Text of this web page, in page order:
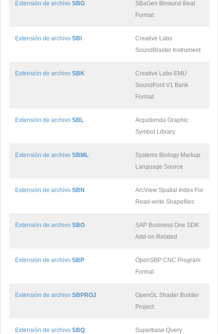
Extensión de archivo SBG
SBaGen Binaural Beat
Format
Extensión de archivo SBI
Creative Labs
SoundBlaster Instrument
Extensión de archivo SBK
Creative Labs EMU
SoundFont V1 Bank
Format
Extensión de archivo SBL
Arquitienda Graphic
Symbol Library
Extensión de archivo SBML
Systems Biology Markup
Language Source
Extensión de archivo SBN
ArcView Spatial Index For
Read-write Shapefiles
Extensión de archivo SBO
SAP Business One SDK
Add-on Related
Extensión de archivo SBP
OpenSBP CNC Program
Format
Extensión de archivo SBPROJ
OpenGL Shader Builder
Project
Extensión de archivo SBQ
Superbase Query